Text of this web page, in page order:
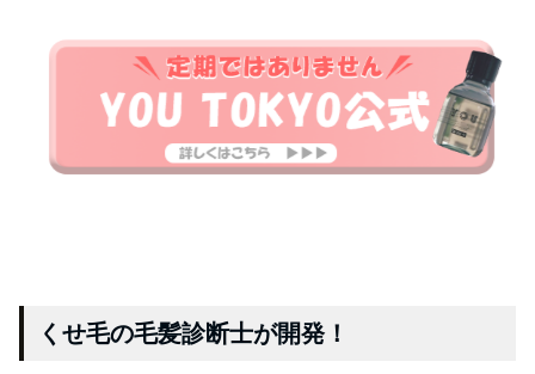
くせ毛の毛髪診断士が開発！